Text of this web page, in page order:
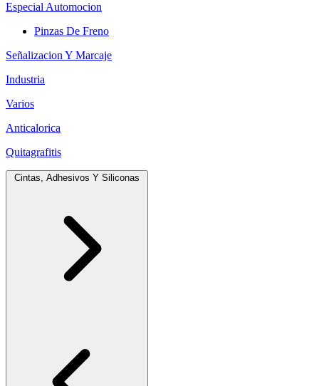
Especial Automocion
Pinzas De Freno
Señalizacion Y Marcaje
Industria
Varios
Anticalorica
Quitagrafitis
Cintas, Adhesivos Y Siliconas